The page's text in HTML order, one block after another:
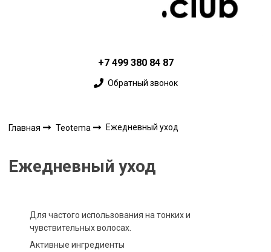
+7 499 380 84 87
Обратный звонок
Главная Teotema Ежедневный уход
Ежедневный уход
Для частого использования на тонких и
чувствительных волосах.
Активные ингредиенты